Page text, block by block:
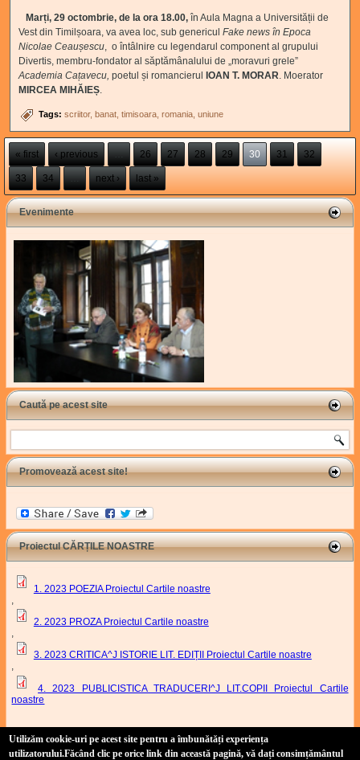
Marți, 29 octombrie, de la ora 18.00, în Aula Magna a Universității de
Vest din Timilșoara, va avea loc, sub genericulFake news în Epoca
Nicolae Ceaușescu, o întâlnire cu legendarul component al grupului
Divertis, membru-fondator al săptămânalului de „moravuri grele”
Academia Cațavecu, poetul și romancierul IOAN T. MORAR. Moerator
MIRCEA MIHĂIEȘ.
Tags:scriitor banat timisoara romania uniune
Pages
« first ‹ previous … 26 27 28 29 30 31 32
33 34 … next › last »
Evenimente
Caută pe acest site
Search
Promovează acest site!
Proiectul CĂRȚILE NOASTRE
1. 2023 POEZIA Proiectul Cartile noastre
2. 2023 PROZA Proiectul Cartile noastre
,
3. 2023 CRITICA^J ISTORIE LIT. EDIȚII Proiectul Cartile noastre
,
4. 2023 PUBLICISTICA TRADUCERI^J LIT.COPII Proiectul Cartile
noastre
Proiect Cartile Noastre
Utilizăm cookie-uri pe acest site pentru a îmbunătăți experiența
utilizatorului.Făcând clic pe orice link din această pagină, vă dați consimțământul